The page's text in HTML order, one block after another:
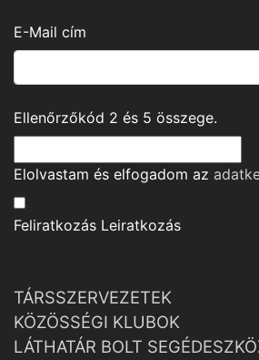
E-Mail cím
Ellenőrzőkód 2 és 5 összege.
Elolvastam és elfogadom az
Feliratkozás Leiratkozás
TÁRSSZERVEZETEK
KÖZÖSSÉGI KLUBOK
LÁTHATÁR BOLT